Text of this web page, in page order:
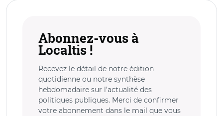
Abonnez-vous à
Localtis !
Recevez le détail de notre édition
quotidienne ou notre synthèse
hebdomadaire sur l’actualité des
politiques publiques. Merci de confirmer
votre abonnement dans le mail que vous